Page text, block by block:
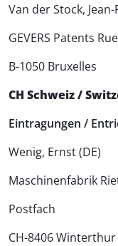
Van der Stock, Jean-
GEVERS Patents
B-1050 Bruxelles
CH Schweiz /
Eintragungen /
Wenig, Ernst (DE)
Maschinenfabrik
Postfach
CH-8406 Winterthur